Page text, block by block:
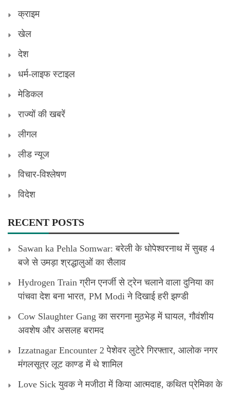
क्राइम
खेल
देश
धर्म-लाइफ स्टाइल
मेडिकल
राज्यों की खबरें
लीगल
लीड न्यूज
विचार-विश्लेषण
विदेश
RECENT POSTS
Sawan ka Pehla Somwar: बरेली के धोपेश्वरनाथ में सुबह 4
बजे से उमड़ा श्रद्धालुओं का सैलाव
Hydrogen Train ग्रीन एनर्जी से ट्रेन चलाने वाला दुनिया का
पांचवा देश बना भारत, PM Modi ने दिखाई हरी झण्डी
Cow Slaughter Gang का सरगना मुठभेड़ में घायल, गौवंशीय
अवशेष और असलह बरामद
Izzatnagar Encounter 2 पेशेवर लुटेरे गिरफ्तार, आलोक नगर
मंगलसूत्र लूट काण्‍ड में थे शामिल
Love Sick युवक ने मजीठा में किया आत्मदाह, कथित प्रेमिका के